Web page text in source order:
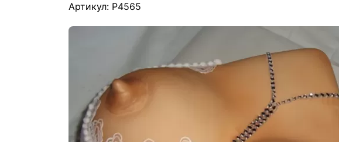
Артикул: P4565